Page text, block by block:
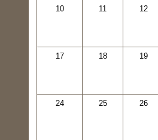
10 11 12
17 18 19
24 25 26